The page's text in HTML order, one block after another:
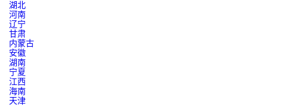
湖北
河南
辽宁
甘肃
内蒙古
安徽
湖南
宁夏
江西
海南
天津